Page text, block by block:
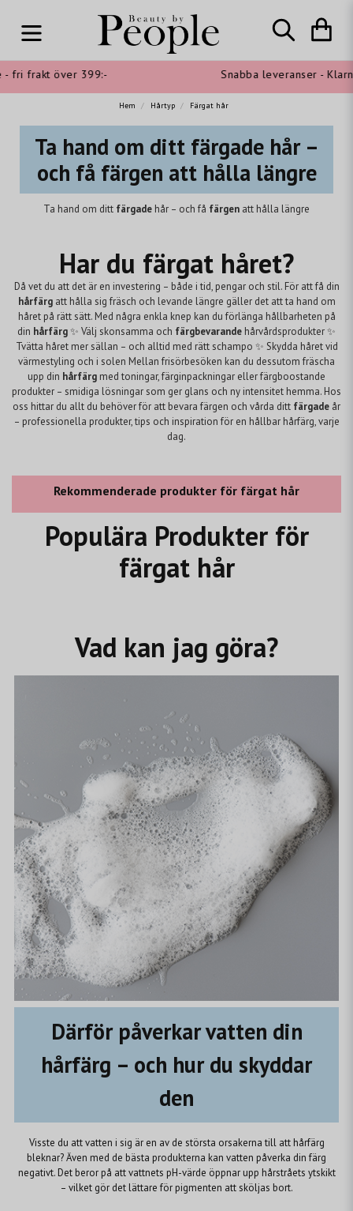
frakt över 399:- Snabba leveranser - Klarna
Hem Hårtyp Färgat hår
Ta hand om ditt färgade hår –
och få färgen att hålla längre
Ta hand om ditt färgade hår – och få färgen att hålla längre
Har du färgat håret?
Då vet du att det är en investering – både i tid, pengar och stil. För att få din
hårfärgatt hålla sig fräsch och levande längre gäller det att ta hand om
håret på rätt sätt. Med några enkla knep kan du förlänga hållbarheten på
din hårfärg✨ Välj skonsamma och färgbevarande hårvårdsprodukter ✨
Tvätta håret mer sällan – och alltid med rätt schampo ✨ Skydda håret vid
värmestyling och i solen Mellan frisörbesöken kan du dessutom fräscha
upp din hårfärg med toningar, färginpackningar eller färgboostande
produkter – smidiga lösningar som ger glans och ny intensitet hemma. Hos
oss hittar du allt du behöver för att bevara färgen och vårda ditt färgade år
– professionella produkter, tips och inspiration för en hållbar hårfärg, varje
dag.
Rekommenderade produkter för färgat hår
Populära Produkter för
färgat hår
Vad kan jag göra?
Därför påverkar vatten din
hårfärg – och hur du skyddar
den
Visste du att vatten i sig är en av de största orsakerna till att hårfärg
bleknar? Även med de bästa produkterna kan vatten påverka din färg
negativt. Det beror på att vattnets pH-värde öppnar upp hårstråets ytskikt
– vilket gör det lättare för pigmenten att sköljas bort.